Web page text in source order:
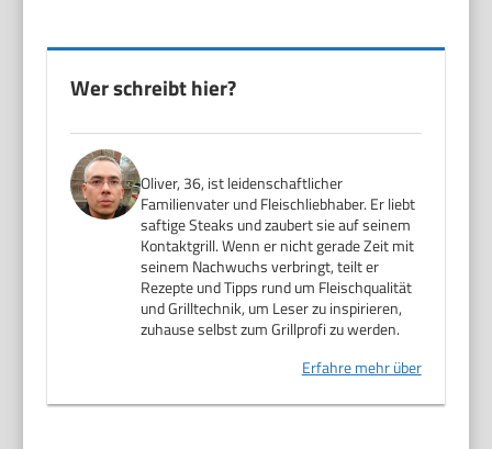
Wer schreibt hier?
Oliver, 36, ist leidenschaftlicher
Familienvater und Fleischliebhaber. Er liebt
saftige Steaks und zaubert sie auf seinem
Kontaktgrill. Wenn er nicht gerade Zeit mit
seinem Nachwuchs verbringt, teilt er
Rezepte und Tipps rund um Fleischqualität
und Grilltechnik, um Leser zu inspirieren,
zuhause selbst zum Grillprofi zu werden.
Erfahre mehr über